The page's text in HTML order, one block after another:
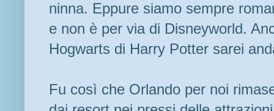
ninna. Eppure siamo sempre
e non è per via di Disneyworld.
Hogwarts di Harry Potter sarei
Fu così che Orlando per noi